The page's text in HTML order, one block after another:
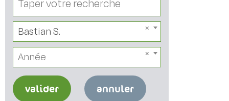
Bastian S.
Année
valider annuler